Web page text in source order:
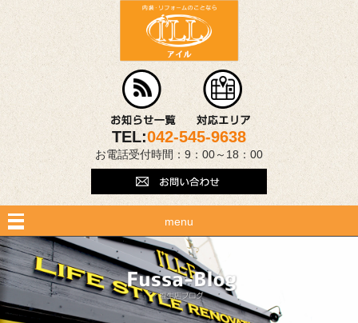
TEL:042-545-9638
お電話受付時間：9：00～18：00
menu